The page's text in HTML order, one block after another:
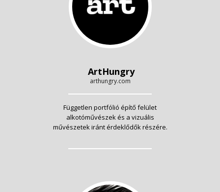
ArtHungry
arthungry.com
Független portfólió építő felület
alkotóművészek és a vizuális
művészetek iránt érdeklődők részére.